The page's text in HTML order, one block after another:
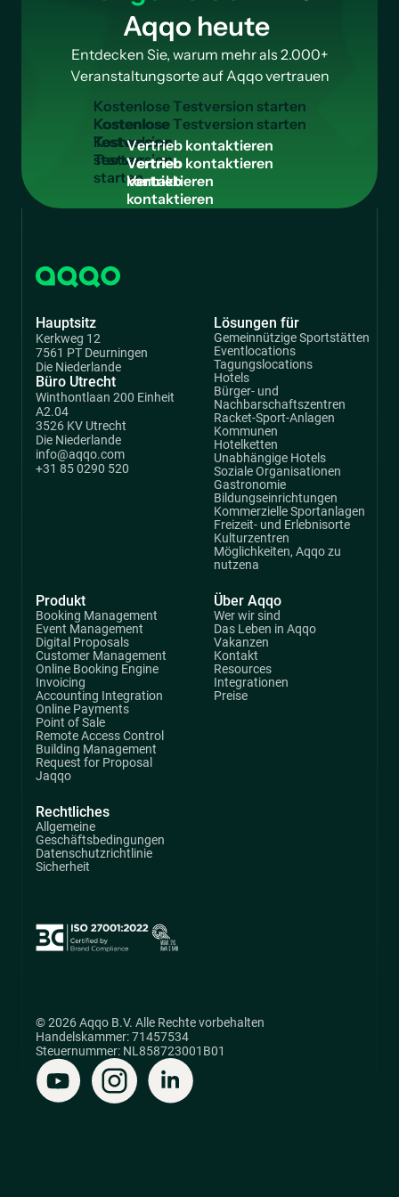
Aqqo heute
Entdecken Sie, warum mehr als 2.000+
Veranstaltungsorte auf Aqqo vertrauen
KostenloseTestversion starten
Kostenlose
Testversion
starten
Vertrieb kontaktieren
Vertrieb
kontaktieren
Hauptsitz
Kerkweg 12
7561 PT Deurningen
Die Niederlande
Büro Utrecht
Winthontlaan 200 Einheit
A2.04
3526 KV Utrecht
Die Niederlande
info@aqqo.com
+31 85 0290 520
Produkt
Booking Management
Event Management
Digital Proposals
Customer Management
Online Booking Engine
Invoicing
Accounting Integration
Online Payments
Point of Sale
Remote Access Control
Building Management
Request for Proposal
Jaqqo
Lösungen für
Gemeinnützige Sportstätten
Eventlocations
Tagungslocations
Hotels
Bürger- und
Nachbarschaftszentren
Racket-Sport-Anlagen
Kommunen
Hotelketten
Unabhängige Hotels
Soziale Organisationen
Gastronomie
Bildungseinrichtungen
Kommerzielle Sportanlagen
Freizeit- und Erlebnisorte
Kulturzentren
Möglichkeiten, Aqqo zu
nutzena
Über Aqqo
Wer wir sind
Das Leben in Aqqo
Vakanzen
Kontakt
Resources
Integrationen
Preise
Rechtliches
Allgemeine
Geschäftsbedingungen
Datenschutzrichtlinie
Sicherheit
© 2026 Aqqo B.V. Alle Rechte vorbehalten
Handelskammer: 71457534
Steuernummer: NL858723001B01